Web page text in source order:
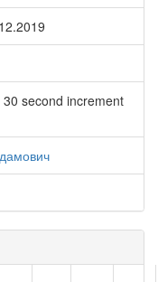
second increment